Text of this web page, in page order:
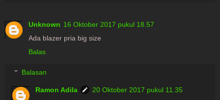
Unknown 16 Oktober 2017 pukul 18.57
Ada blazer pria big size
Balas
Balasan
Ramon Adila
20 Oktober 2017 pukul 11.35